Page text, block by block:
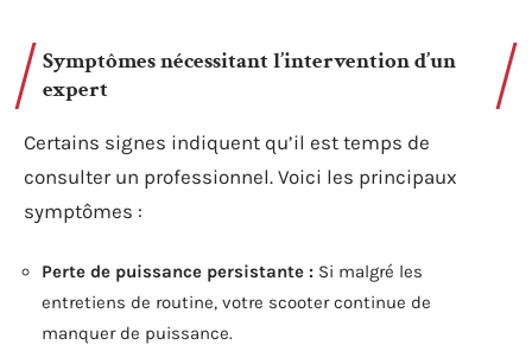
Symptômes nécessitant l’intervention d’un
expert
Certains signes indiquent qu’il est temps de
consulter un professionnel. Voici les principaux
symptômes :
Perte de puissance persistante : Si malgré les
entretiens de routine, votre scooter continue de
manquer de puissance.